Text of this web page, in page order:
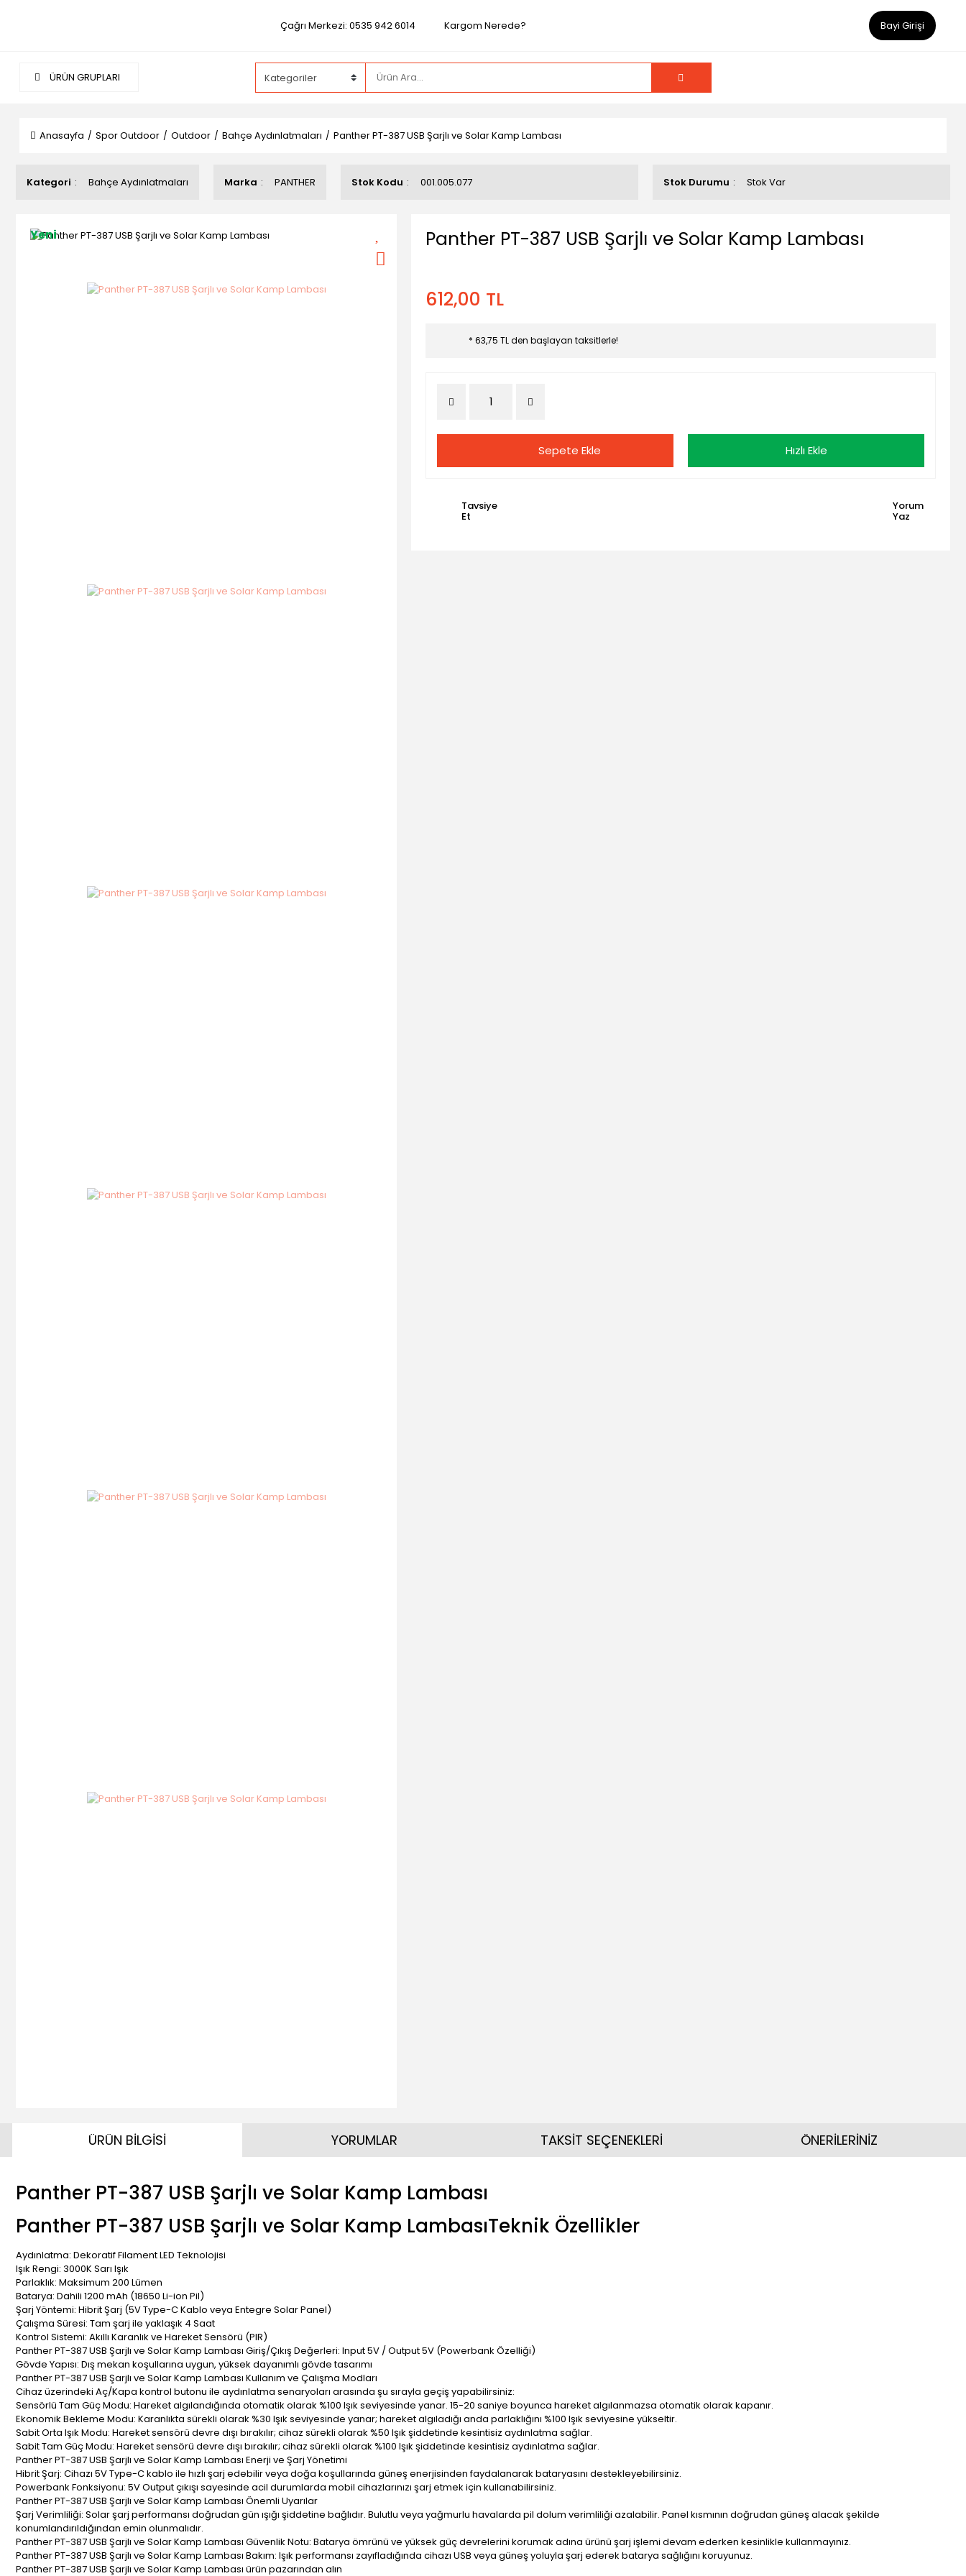
Çağrı Merkezi: 0535 942 6014 Kargom Nerede? Bayi Girişi
ÜRÜN GRUPLARI
Anasayfa Spor Outdoor Outdoor Bahçe Aydınlatmaları Panther PT-387 USB Şarjlı ve Solar Kamp Lambası
Kategori Bahçe Aydınlatmaları Marka PANTHER Stok Kodu 001.005.077 Stok Durumu Stok Var
Yeni Panther PT-387 USB Şarjlı ve Solar Kamp Lambası
612,00 TL
* 63,75 TL den başlayan taksitlerle!
Sepete Ekle Hızlı Ekle
Tavsiye
Et
Yorum
Yaz
ÜRÜN BİLGİSİ
Panther PT-387 USB Şarjlı ve Solar Kamp Lambası
Panther PT-387 USB Şarjlı ve Solar Kamp LambasıTeknik Özellikler
Aydınlatma: Dekoratif Filament LED Teknolojisi
Işık Rengi: 3000K Sarı Işık
Parlaklık: Maksimum 200 Lümen
Batarya: Dahili 1200 mAh (18650 Li-ion Pil)
Şarj Yöntemi: Hibrit Şarj (5V Type-C Kablo veya Entegre Solar Panel)
Çalışma Süresi: Tam şarj ile yaklaşık 4 Saat
Kontrol Sistemi: Akıllı Karanlık ve Hareket Sensörü (PIR)
Panther PT-387 USB Şarjlı ve Solar Kamp Lambası Giriş/Çıkış Değerleri: Input 5V / Output 5V (Powerbank Özelliği)
Gövde Yapısı: Dış mekan koşullarına uygun, yüksek dayanımlı gövde tasarımı
Panther PT-387 USB Şarjlı ve Solar Kamp Lambası Kullanım ve Çalışma Modları
Cihaz üzerindeki Aç/Kapa kontrol butonu ile aydınlatma senaryoları arasında şu sırayla geçiş yapabilirsiniz:
Sensörlü Tam Güç Modu: Hareket algılandığında otomatik olarak %100 Işık seviyesinde yanar. 15-20 saniye boyunca hareket algılanmazsa otomatik olarak kapanır.
Ekonomik Bekleme Modu: Karanlıkta sürekli olarak %30 Işık seviyesinde yanar; hareket algıladığı anda parlaklığını %100 Işık seviyesine yükseltir.
Sabit Orta Işık Modu: Hareket sensörü devre dışı bırakılır; cihaz sürekli olarak %50 Işık şiddetinde kesintisiz aydınlatma sağlar.
Sabit Tam Güç Modu: Hareket sensörü devre dışı bırakılır; cihaz sürekli olarak %100 Işık şiddetinde kesintisiz aydınlatma sağlar.
Panther PT-387 USB Şarjlı ve Solar Kamp Lambası Enerji ve Şarj Yönetimi
Hibrit Şarj: Cihazı 5V Type-C kablo ile hızlı şarj edebilir veya doğa koşullarında güneş enerjisinden faydalanarak bataryasını destekleyebilirsiniz.
Powerbank Fonksiyonu: 5V Output çıkışı sayesinde acil durumlarda mobil cihazlarınızı şarj etmek için kullanabilirsiniz.
Panther PT-387 USB Şarjlı ve Solar Kamp Lambası Önemli Uyarılar
Şarj Verimliliği: Solar şarj performansı doğrudan gün ışığı şiddetine bağlıdır. Bulutlu veya yağmurlu havalarda pil dolum verimliliği azalabilir. Panel kısmının doğrudan güneş alacak şekilde
konumlandırıldığından emin olunmalıdır.
Panther PT-387 USB Şarjlı ve Solar Kamp Lambası Güvenlik Notu: Batarya ömrünü ve yüksek güç devrelerini korumak adına ürünü şarj işlemi devam ederken kesinlikle kullanmayınız.
Panther PT-387 USB Şarjlı ve Solar Kamp Lambası Bakım: Işık performansı zayıfladığında cihazı USB veya güneş yoluyla şarj ederek batarya sağlığını koruyunuz.
Panther PT-387 USB Şarjlı ve Solar Kamp Lambası ürün pazarından alın
YORUMLAR TAKSİT SEÇENEKLERİ ÖNERİLERİNİZ